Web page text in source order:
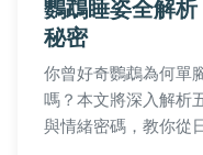
鸚鵡睡姿全解
秘密
你曾好奇鸚鵡為何單
嗎？本文將深入解析
與情緒密碼，教你從